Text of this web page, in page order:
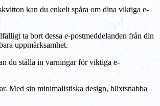
kan du enkelt spåra om dina viktiga e-
ta bort dessa e-postmeddelanden från din
uppmärksamhet.
du ställa in varningar för viktiga e-
Med sin minimalistiska design, blixtsnabba